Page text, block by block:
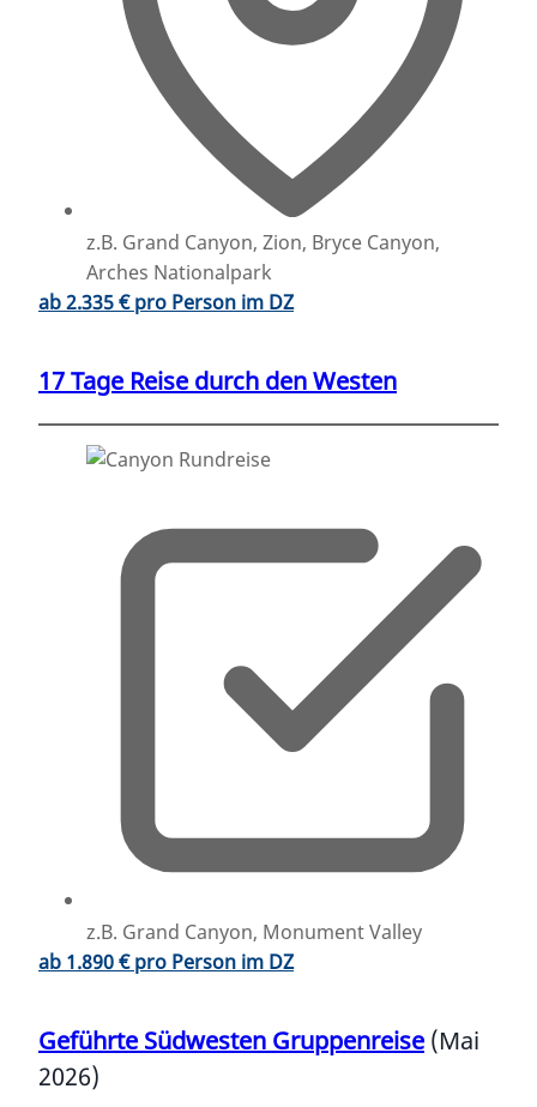
z.B. Grand Canyon, Zion, Bryce Canyon,
Arches Nationalpark
ab 2.335 € pro Person im DZ
17 Tage Reise durch den Westen
z.B. Grand Canyon, Monument Valley
ab 1.890 € pro Person im DZ
Geführte Südwesten Gruppenreise (Mai
2026)